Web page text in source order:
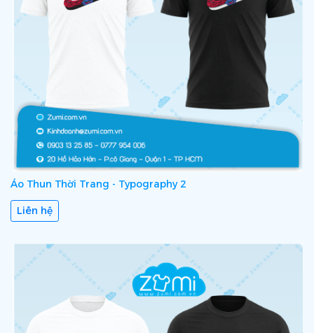
Áo Thun Thời Trang - Typography 2
Liên hệ